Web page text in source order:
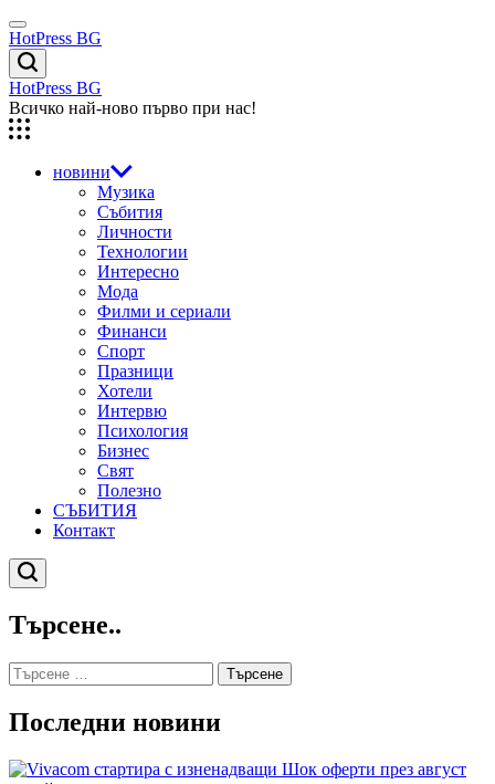
Skip
to
content
Menu
HotPress BG
Търсене
HotPress BG
Всичко най-ново първо при нас!
новини
Музика
Събития
Личности
Технологии
Интересно
Мода
Филми и сериали
Финанси
Спорт
Празници
Хотели
Интервю
Психология
Бизнес
Свят
Полезно
СЪБИТИЯ
Контакт
Търсене
Търсене..
Търсене
за:
Последни новини